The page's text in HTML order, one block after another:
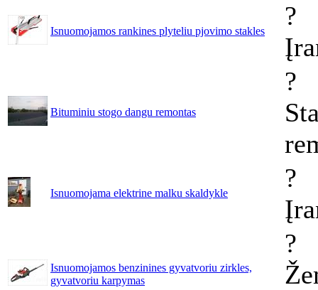
Isnuomojamos rankines plyteliu pjovimo stakles
?
Bituminiu stogo dangu remontas
?
Isnuomojama elektrine malku skaldykle
?
Isnuomojamos benzinines gyvatvoriu zirkles,
gyvatvoriu karpymas
?